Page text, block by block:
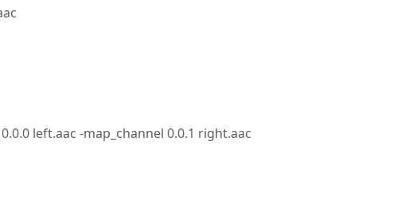
left.aac -map_channel 0.0.1 right.aac